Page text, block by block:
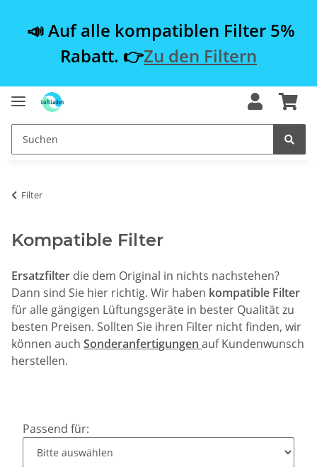
📣 Auf alle kompatiblen Filter 5%
Rabatt. 👉Zu den Filtern
Filter
Kompatible Filter
Ersatzfilter die dem Original in nichts nachstehen?
Dann sind Sie hier richtig. Wir haben kompatible Filter
für alle gängigen Lüftungsgeräte in bester Qualität zu
besten Preisen. Sollten Sie ihren Filter nicht finden, wir
können auch Sonderanfertigungen auf Kundenwunsch
herstellen.
Passend für: